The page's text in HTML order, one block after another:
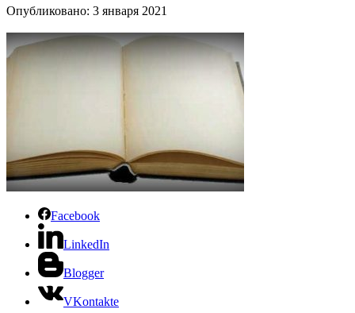
Опубликовано: 3 января 2021
Facebook
LinkedIn
Blogger
VKontakte